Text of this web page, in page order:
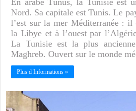
Nord. Sa capitale est Tunis. Le
l’est sur la mer Méditerranée : il
la Libye et à l’ouest par
La Tunisie est la plus
Maghreb. Ouvert sur le monde
Plus d Informations »